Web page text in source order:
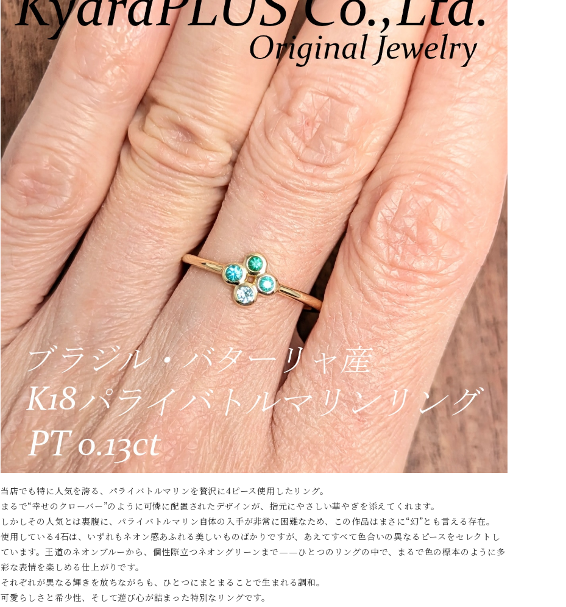
当店でも特に人気を誇る、パライバトルマリンを贅沢に4ピース使用したリング。
まるで“幸せのクローバー”のように可憐に配置されたデザインが、指元にやさしい華やぎを添えてくれます。
しかしその人気とは裏腹に、パライバトルマリン自体の入手が非常に困難なため、この作品はまさに“幻”とも言える存在。
使用している4石は、いずれもネオン感あふれる美しいものばかりですが、あえてすべて色合いの異なるピースをセレクトし
ています。王道のネオンブルーから、個性際立つネオングリーンまで——ひとつのリングの中で、まるで色の標本のように多
彩な表情を楽しめる仕上がりです。
それぞれが異なる輝きを放ちながらも、ひとつにまとまることで生まれる調和。
可愛らしさと希少性、そして遊び心が詰まった特別なリングです。